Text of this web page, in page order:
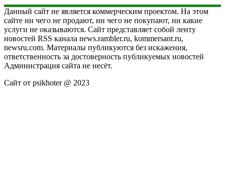
Данный сайт не является коммерческим проектом. На этом
сайте ни чего не продают, ни чего не покупают, ни какие
услуги не оказываются. Сайт представляет собой ленту
новостей RSS канала news.rambler.ru, kommersant.ru,
newsru.com. Материалы публикуются без искажения,
ответственность за достоверность публикуемых новостей
Администрация сайта не несёт.
Сайт от psikhoter @ 2023